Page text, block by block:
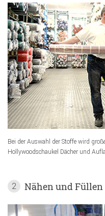
Bei der Auswahl der Stoffe wird
Hollywoodschaukel Dächer und
2 Nähen und Füllen